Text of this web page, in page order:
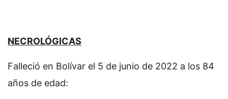
NECROLÓGICAS
Falleció en Bolívar el 5 de junio de 2022 a los 84
años de edad: